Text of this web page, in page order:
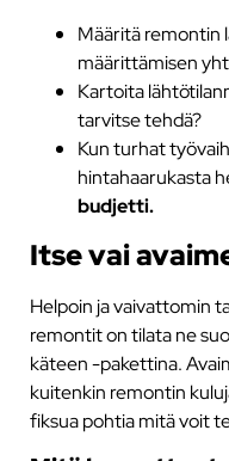
Määritä remontin
määrittämisen
Kartoita
tarvitse tehdä?
Kun turhat
hintahaarukasta
budjetti.
Itse vai
Helpoin ja vaivattomin
remontit on tilata ne
käteen -pakettina.
kuitenkin remontin
fiksua pohtia mitä voit